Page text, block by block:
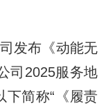
发布《动能无
司2025服务地
下简称“《履责